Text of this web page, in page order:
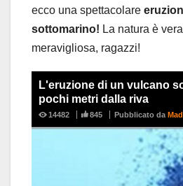
ecco una spettacolare
sottomarino! La natura è
meravigliosa, ragazzi!